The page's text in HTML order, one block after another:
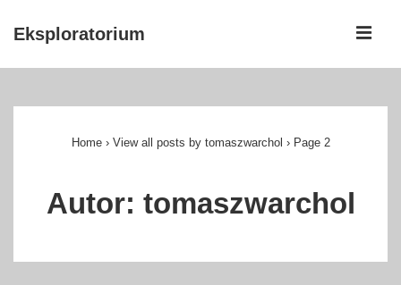
Skip
Content
Eksploratorium
nawigacja
Home › View all posts by tomaszwarchol ›Page 2
Autor: tomaszwarchol